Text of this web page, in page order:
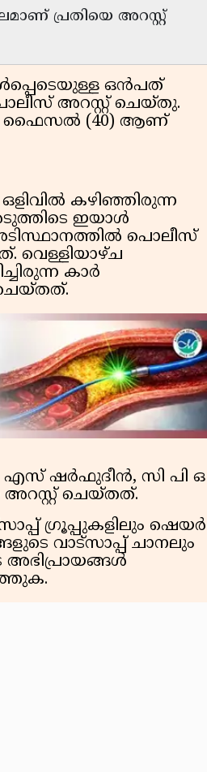
പ്രതിയെ അറസ്റ്റ്
ഒൻപത്
അറസ്റ്റ് ചെയ്തു.
ഫൈസൽ (40) ആണ്
കഴിഞ്ഞിരുന്ന
ഇയാൾ
അടിസ്ഥാനത്തിൽ പൊലീസ്
വെള്ളിയാഴ്ച
കാർ
ഷർഫുദീൻ, സി പി ഒ
അറസ്റ്റ് ചെയ്തത്.
ഗ്രൂപ്പുകളിലും ഷെയർ
വാട്സാപ്പ് ചാനലും